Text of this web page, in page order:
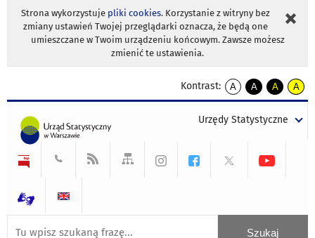
Strona wykorzystuje pliki cookies. Korzystanie z witryny bez
zmiany ustawień Twojej przeglądarki oznacza, że będą one
umieszczane w Twoim urządzeniu końcowym. Zawsze możesz
zmienić te ustawienia.
Kontrast:
A
kontrast
A
kontrast
tekst
czarnym
A
kontrast
tekst
czarnym
A
tekst
żółtym
Urzędy Statystyczne